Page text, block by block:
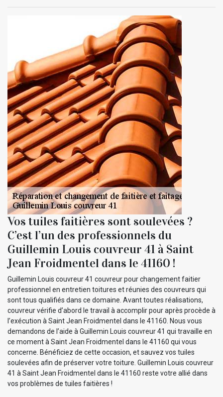
Vos tuiles faitières sont soulevées ?
C’est l’un des professionnels du
Guillemin Louis couvreur 41 à Saint
Jean Froidmentel dans le 41160 !
Guillemin Louis couvreur 41 couvreur pour changement faitier
professionnel en entretien toitures et réunies des couvreurs qui
sont tous qualifiés dans ce domaine. Avant toutes réalisations,
couvreur vérifie d’abord le travail à accomplir pour après procède à
l’exécution à Saint Jean Froidmentel dans le 41160. Nous vous
demandons de l’aide à Guillemin Louis couvreur 41 qui travaille en
ce moment à Saint Jean Froidmentel dans le 41160 qui vous
concerne. Bénéficiez de cette occasion, et sauvez vos tuiles
soulevées afin de préserver votre toiture. Guillemin Louis couvreur
41 à Saint Jean Froidmentel dans le 41160 reste votre allié dans
vos problèmes de tuiles faitières !